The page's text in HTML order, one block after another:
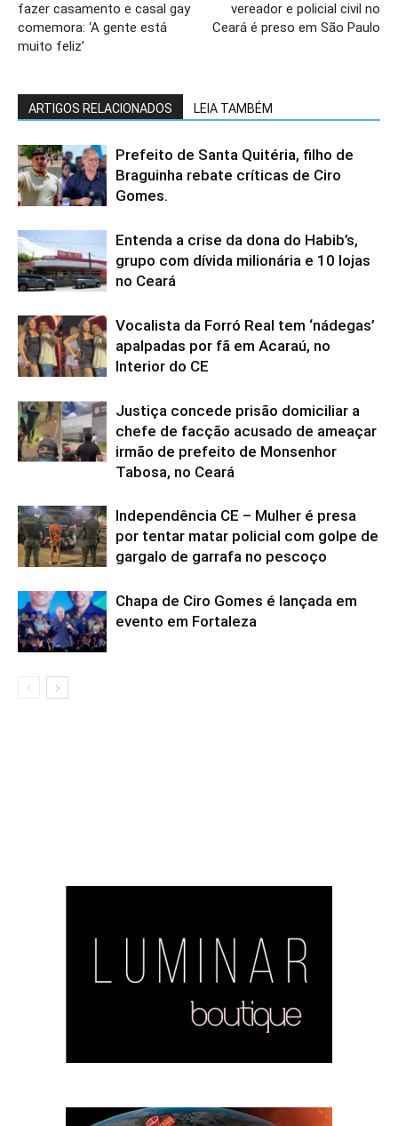
fazer casamento e casal gay
comemora: ‘A gente está
muito feliz’
vereador e policial civil no
Ceará é preso em São Paulo
ARTIGOS RELACIONADOS LEIA TAMBÉM
Prefeito de Santa Quitéria, filho de
Braguinha rebate críticas de Ciro
Gomes.
Entenda a crise da dona do Habib’s,
grupo com dívida milionária e 10 lojas
no Ceará
Vocalista da Forró Real tem ‘nádegas’
apalpadas por fã em Acaraú, no
Interior do CE
Justiça concede prisão domiciliar a
chefe de facção acusado de ameaçar
irmão de prefeito de Monsenhor
Tabosa, no Ceará
Independência CE – Mulher é presa
por tentar matar policial com golpe de
gargalo de garrafa no pescoço
Chapa de Ciro Gomes é lançada em
evento em Fortaleza